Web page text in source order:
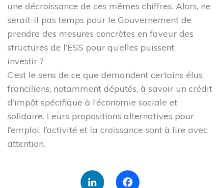
une décroissance de ces mêmes chiffres. Alors, ne
serait-il pas temps pour le Gouvernement de
prendre des mesures concrètes en faveur des
structures de l’ESS pour qu’elles puissent
investir ?
C’est le sens de ce que demandent certains élus
franciliens, notamment députés, à savoir un crédit
d’impôt spécifique à l’économie sociale et
solidaire. Leurs propositions alternatives pour
l’emploi, l’activité et la croissance sont à lire avec
attention.
LinkedIn
Divers
Actualités
Agenda
Nous contacter
Proposer un article à publier
Mentions légales
Politique de confidentialité
Les ressources